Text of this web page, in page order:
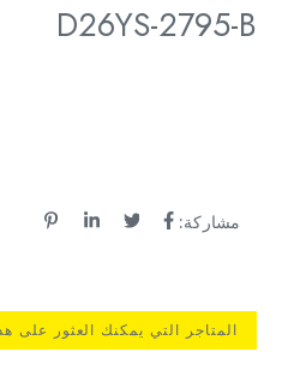
D26YS-2795-B
مشاركة:
المتاجر التي يمكنك العثور على